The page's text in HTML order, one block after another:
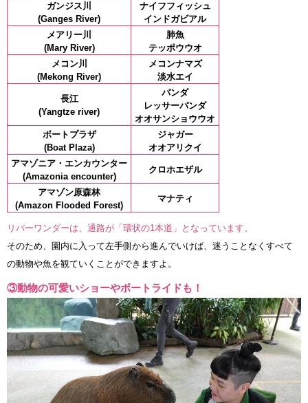
ガンジス川
(Ganges River)
ナイフフィッシュ
インドガビアル
メアリー川
(Mary River)
肺魚
テッポウウオ
メコン川
(Mekong River)
メコンナマズ
淡水エイ
長江
(Yangtze river)
パンダ
レッサーパンダ
オオサンショウウオ
ボートプラザ
(Boat Plaza)
ジャガー
オオアリクイ
アマゾニア・エンカウンター
(Amazonia encounter)
クロホエザル
アマゾン原森林
(Amazon Flooded Forest)
マナティ
リバーワンダーは、通路が「環状の1本道」となっています。
そのため、園内に入って左手側から進んでいけば、迷うことなくすべて
の動物や魚を観ていくことができますよ。
③動物の可愛いショーやボートライドも！